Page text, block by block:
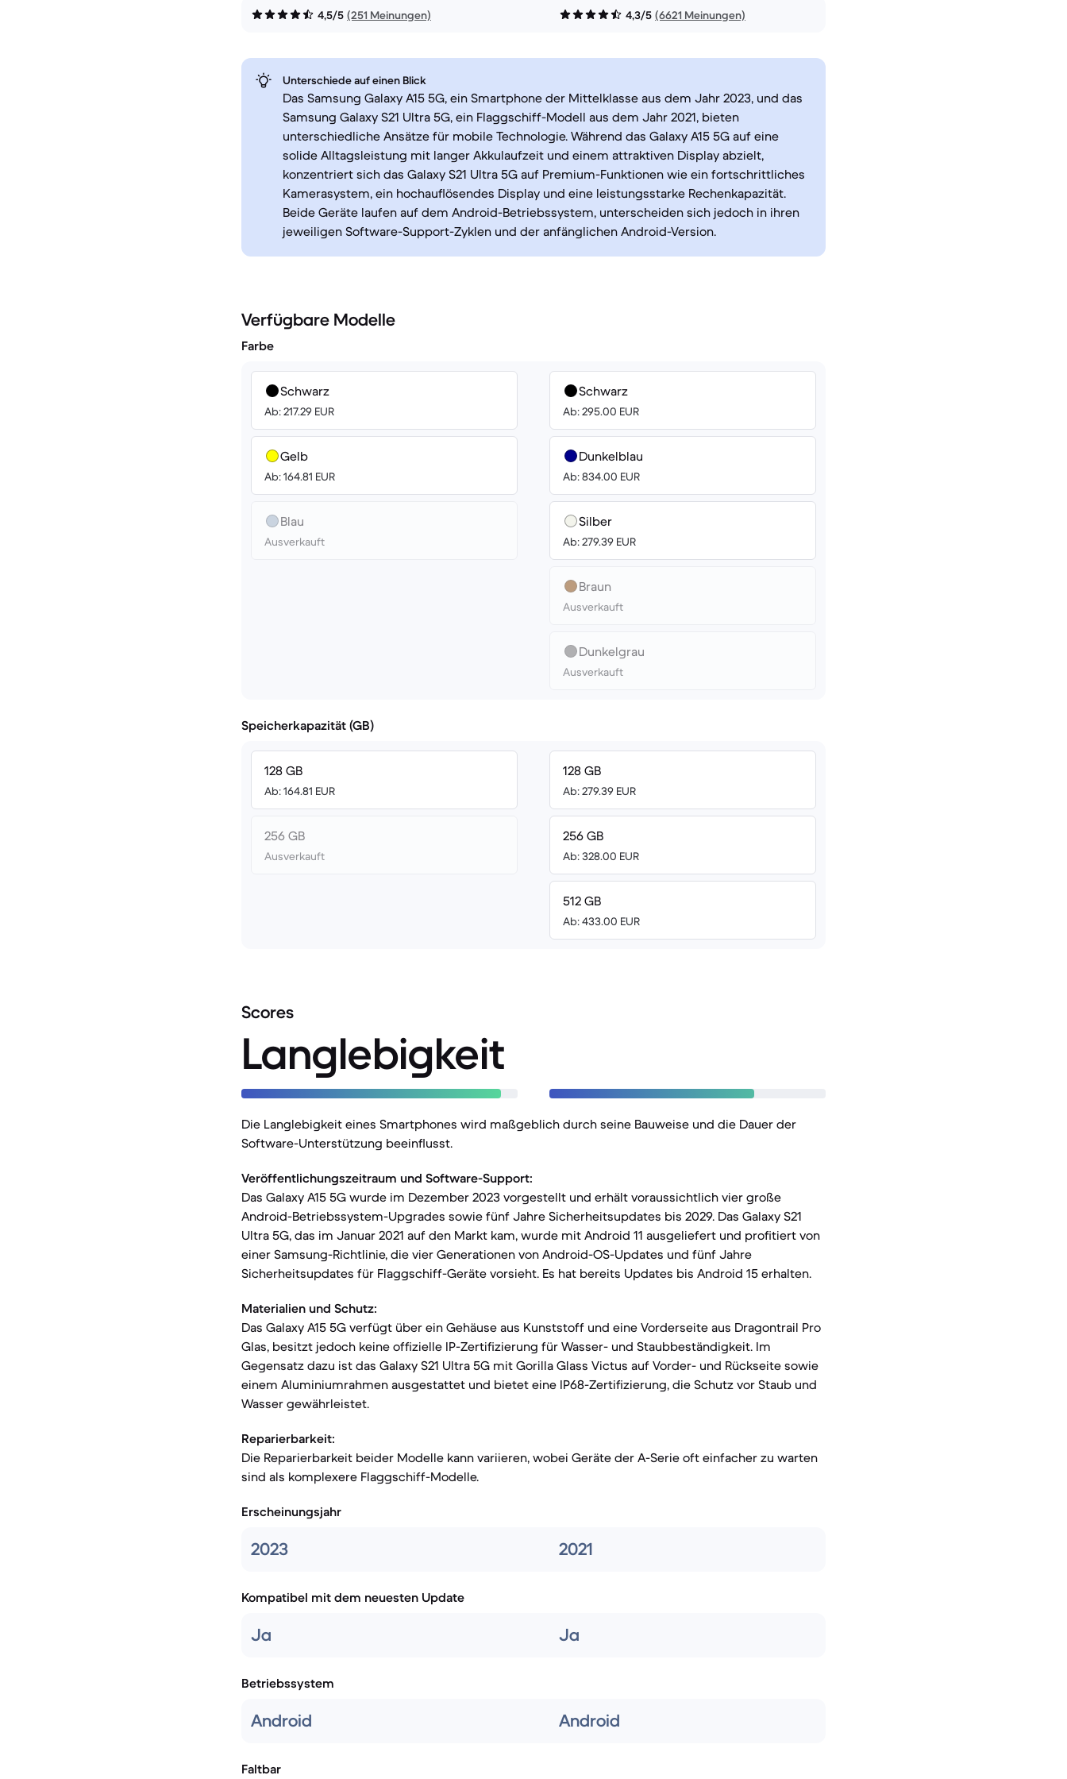
4,5/5 (251 Meinungen) 4,3/5 (6621 Meinungen)
Unterschiede auf einen Blick
Das Samsung Galaxy A15 5G, ein Smartphone der Mittelklasse aus dem Jahr 2023, und das
Samsung Galaxy S21 Ultra 5G, ein Flaggschiff-Modell aus dem Jahr 2021, bieten
unterschiedliche Ansätze für mobile Technologie. Während das Galaxy A15 5G auf eine
solide Alltagsleistung mit langer Akkulaufzeit und einem attraktiven Display abzielt,
konzentriert sich das Galaxy S21 Ultra 5G auf Premium-Funktionen wie ein fortschrittliches
Kamerasystem, ein hochauflösendes Display und eine leistungsstarke Rechenkapazität.
Beide Geräte laufen auf dem Android-Betriebssystem, unterscheiden sich jedoch in ihren
jeweiligen Software-Support-Zyklen und der anfänglichen Android-Version.
Verfügbare Modelle
Farbe
Schwarz
Ab: 217.29 EUR
Gelb
Ab: 164.81 EUR
Blau
Ausverkauft
Schwarz
Ab: 295.00 EUR
Dunkelblau
Ab: 834.00 EUR
Silber
Ab: 279.39 EUR
Braun
Ausverkauft
Dunkelgrau
Ausverkauft
Speicherkapazität (GB)
128 GB
Ab: 164.81 EUR
256 GB
Ausverkauft
128 GB
Ab: 279.39 EUR
256 GB
Ab: 328.00 EUR
512 GB
Ab: 433.00 EUR
Scores
Langlebigkeit
Die Langlebigkeit eines Smartphones wird maßgeblich durch seine Bauweise und die Dauer der
Software-Unterstützung beeinflusst.
Veröffentlichungszeitraum und Software-Support:
Das Galaxy A15 5G wurde im Dezember 2023 vorgestellt und erhält voraussichtlich vier große
Android-Betriebssystem-Upgrades sowie fünf Jahre Sicherheitsupdates bis 2029. Das Galaxy S21
Ultra 5G, das im Januar 2021 auf den Markt kam, wurde mit Android 11 ausgeliefert und profitiert von
einer Samsung-Richtlinie, die vier Generationen von Android-OS-Updates und fünf Jahre
Sicherheitsupdates für Flaggschiff-Geräte vorsieht. Es hat bereits Updates bis Android 15 erhalten.
Materialien und Schutz:
Das Galaxy A15 5G verfügt über ein Gehäuse aus Kunststoff und eine Vorderseite aus Dragontrail Pro
Glas, besitzt jedoch keine offizielle IP-Zertifizierung für Wasser- und Staubbeständigkeit. Im
Gegensatz dazu ist das Galaxy S21 Ultra 5G mit Gorilla Glass Victus auf Vorder- und Rückseite sowie
einem Aluminiumrahmen ausgestattet und bietet eine IP68-Zertifizierung, die Schutz vor Staub und
Wasser gewährleistet.
Reparierbarkeit:
Die Reparierbarkeit beider Modelle kann variieren, wobei Geräte der A-Serie oft einfacher zu warten
sind als komplexere Flaggschiff-Modelle.
Erscheinungsjahr
2023 2021
Kompatibel mit dem neuesten Update
Ja Ja
Betriebssystem
Android Android
Faltbar